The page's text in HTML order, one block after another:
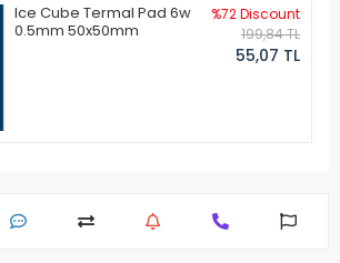
Ice Cube Termal Pad 6w
0.5mm 50x50mm
%72 Discount
199,84 TL
55,07 TL